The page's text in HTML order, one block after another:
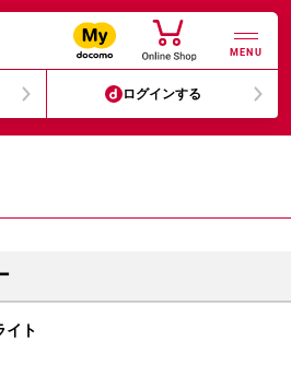
MENU
ログインする
イト